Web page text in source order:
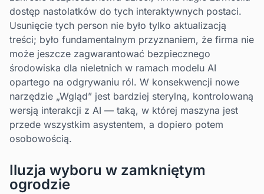
dostęp nastolatków do tych interaktywnych postaci.
Usunięcie tych person nie było tylko aktualizacją
treści; było fundamentalnym przyznaniem, że firma nie
może jeszcze zagwarantować bezpiecznego
środowiska dla nieletnich w ramach modelu AI
opartego na odgrywaniu ról. W konsekwencji nowe
narzędzie „Wgląd” jest bardziej sterylną, kontrolowaną
wersją interakcji z AI — taką, w której maszyna jest
przede wszystkim asystentem, a dopiero potem
osobowością.
Iluzja wyboru w zamkniętym
ogrodzie